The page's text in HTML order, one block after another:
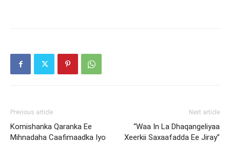
Previous article
Komishanka Qaranka Ee
Mihnadaha Caafimaadka Iyo
Next article
“Waa In La Dhaqangeliyaa
Xeerkii Saxaafadda Ee Jiray”